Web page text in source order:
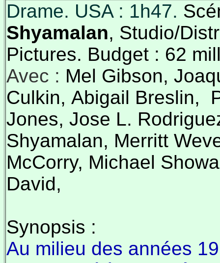
Drame. USA : 1h47.
Shyamalan, Studio/
Pictures. Budget : 62
Avec : Mel Gibson,
Culkin, Abigail Breslin,
Jones, Jose L.
Shyamalan, Merritt
McCorry, Michael
David,
Synopsis :
Au milieu des années